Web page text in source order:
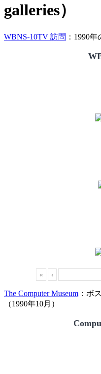
galleries）
WBNS-10TV 訪問 ：1990
« ‹
The Computer Museum ：ボ
（1990年10月）